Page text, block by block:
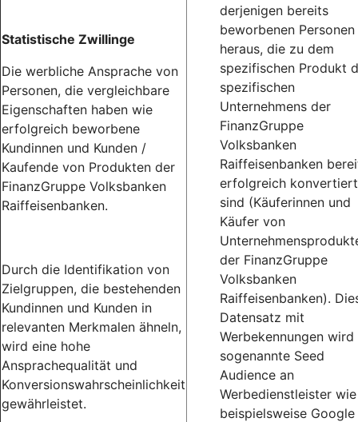
Statistische Zwillinge
Die werbliche Ansprache von
Personen, die vergleichbare
Eigenschaften haben wie
erfolgreich beworbene
Kundinnen und Kunden /
Kaufende von Produkten der
FinanzGruppe Volksbanken
Raiffeisenbanken.
Durch die Identifikation von
Zielgruppen, die bestehenden
Kundinnen und Kunden in
relevanten Merkmalen ähneln,
wird eine hohe
Ansprachequalität und
Konversionswahrscheinlichkeit
gewährleistet.
derjenigen bereits
beworbenen Personen
heraus, die zu dem
spezifischen Produkt
spezifischen
Unternehmens der
FinanzGruppe
Volksbanken
Raiffeisenbanken
erfolgreich konvertiert
sind (Käuferinnen und
Käufer von
der FinanzGruppe
Volksbanken
Raiffeisenbanken).
Datensatz mit
Werbekennungen wird
sogenannte Seed
Audience an
Werbedienstleister wie
beispielsweise Google